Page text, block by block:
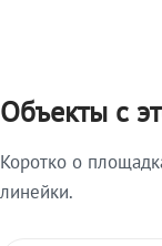
Объекты с
Коротко о
линейки.